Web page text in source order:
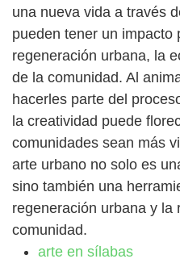
una nueva vida a través
pueden tener un impacto
regeneración urbana, la
de la comunidad. Al
hacerles parte del
la creatividad puede
comunidades sean más
arte urbano no solo es
sino también una
regeneración urbana y la
comunidad.
arte en sílabas